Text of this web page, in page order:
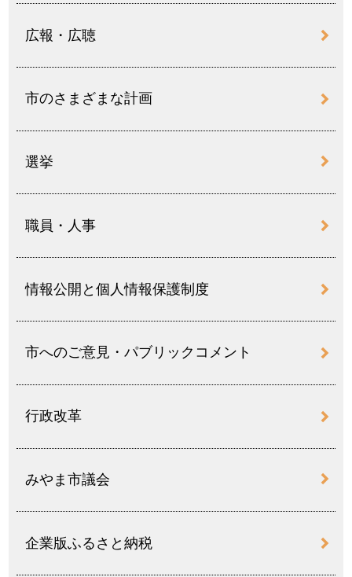
広報・広聴
市のさまざまな計画
選挙
職員・人事
情報公開と個人情報保護制度
市へのご意見・パブリックコメント
行政改革
みやま市議会
企業版ふるさと納税